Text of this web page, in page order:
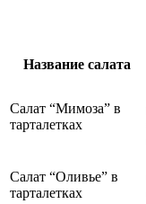
Название салата
Салат “Мимоза” в
тарталетках
Салат “Оливье” в
тарталетках